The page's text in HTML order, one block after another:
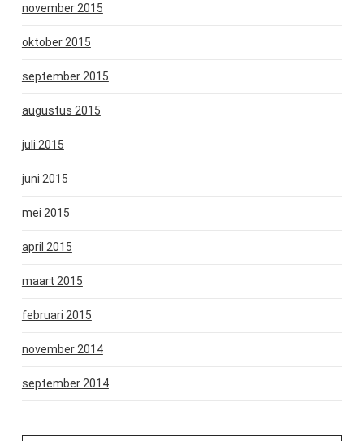
november 2015
oktober 2015
september 2015
augustus 2015
juli 2015
juni 2015
mei 2015
april 2015
maart 2015
februari 2015
november 2014
september 2014